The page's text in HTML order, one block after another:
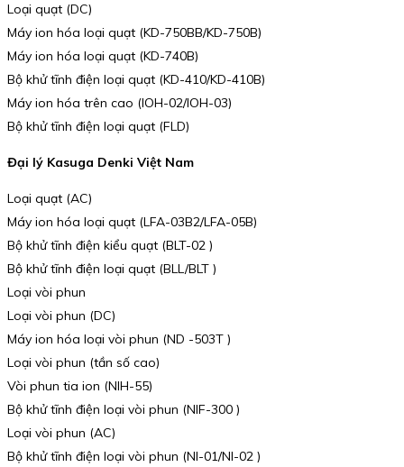
Loại quạt (DC)
Máy ion hóa loại quạt (KD-750BB/KD-750B)
Máy ion hóa loại quạt (KD-740B)
Bộ khử tĩnh điện loại quạt (KD-410/KD-410B)
Máy ion hóa trên cao (IOH-02/IOH-03)
Bộ khử tĩnh điện loại quạt (FLD)
Đại lý Kasuga Denki Việt Nam
Loại quạt (AC)
Máy ion hóa loại quạt (LFA-03B2/LFA-05B)
Bộ khử tĩnh điện kiểu quạt (BLT-02 )
Bộ khử tĩnh điện loại quạt (BLL/BLT )
Loại vòi phun
Loại vòi phun (DC)
Máy ion hóa loại vòi phun (ND -503T )
Loại vòi phun (tần số cao)
Vòi phun tia ion (NIH-55)
Bộ khử tĩnh điện loại vòi phun (NIF-300 )
Loại vòi phun (AC)
Bộ khử tĩnh điện loại vòi phun (NI-01/NI-02 )